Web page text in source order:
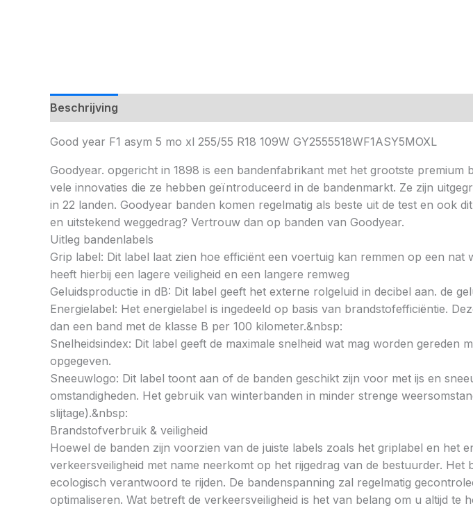
Beschrijving
Good year F1 asym 5 mo xl 255/55 R18 109W GY2555518WF1ASY5MOXL
Goodyear. opgericht in 1898 is een bandenfabrikant met het grootste
vele innovaties die ze hebben geïntroduceerd in de bandenmarkt. Ze zijn
in 22 landen. Goodyear banden komen regelmatig als beste uit de test en ook
en uitstekend weggedrag? Vertrouw dan op banden van Goodyear.
Uitleg bandenlabels
Grip label: Dit label laat zien hoe efficiënt een voertuig kan remmen op een
heeft hierbij een lagere veiligheid en een langere remweg
Geluidsproductie in dB: Dit label geeft het externe rolgeluid in decibel aan. de
Energielabel: Het energielabel is ingedeeld op basis van brandstofefficiëntie.
dan een band met de klasse B per 100 kilometer.&nbsp:
Snelheidsindex: Dit label geeft de maximale snelheid wat mag worden
opgegeven.
Sneeuwlogo: Dit label toont aan of de banden geschikt zijn voor met ijs en
omstandigheden. Het gebruik van winterbanden in minder strenge
slijtage).&nbsp:
Brandstofverbruik & veiligheid
Hoewel de banden zijn voorzien van de juiste labels zoals het griplabel en het
verkeersveiligheid met name neerkomt op het rijgedrag van de bestuurder.
ecologisch verantwoord te rijden. De bandenspanning zal regelmatig
optimaliseren. Wat betreft de verkeersveiligheid is het van belang om u altijd